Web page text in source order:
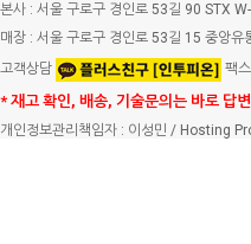
본사 : 서울 구로구 경인로 53길 90 STX
매장 : 서울 구로구 경인로 53길 15 중앙유
고객상담
팩
* 재고 확인, 배송, 기술문의는 바로 답
개인정보관리책임자 : 이성민 / Hosting